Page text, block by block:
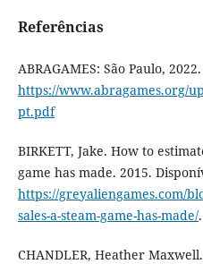
Referências
ABRAGAMES: São Paulo,
https://www.abragames.org/
pt.pdf
BIRKETT, Jake. How to
game has made. 2015.
https://greyaliengames.com/
sales-a-steam-game-has-made/.
CHANDLER, Heather